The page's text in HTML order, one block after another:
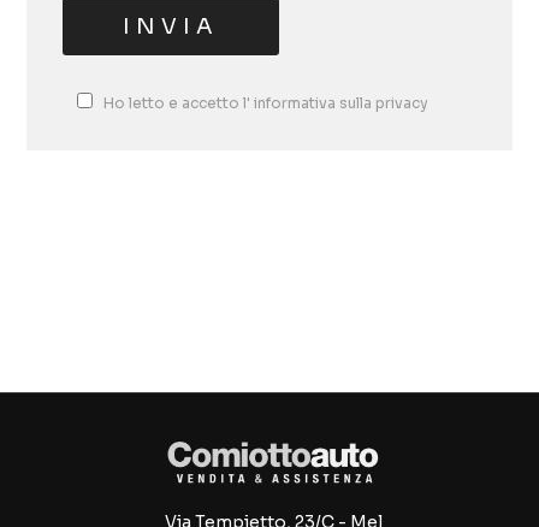
Ho letto e accetto l' informativa sulla privacy
Via Tempietto, 23/C - Mel